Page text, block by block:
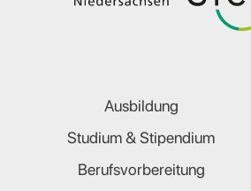
Ausbildung
Studium & Stipendium
Berufsvorbereitung